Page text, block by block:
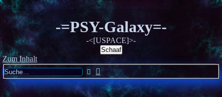
-=PSY-Galaxy=-
-<[USPACE]>-
Schaaf
Zum Inhalt
SucheErweiterte
Suche